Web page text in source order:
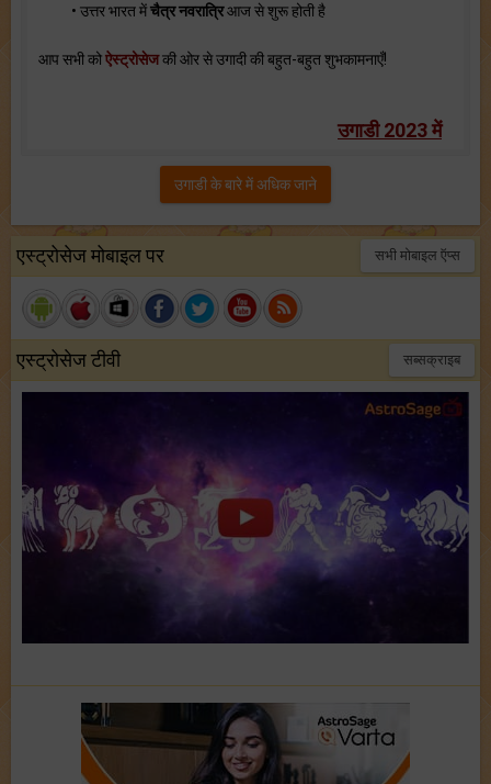
• उत्तर भारत मेंचैत्र नवरात्रिआज से शुरू होती है
आप सभी कोऐस्ट्रोसेजकी ओर से उगादी की बहुत-बहुत शुभकामनाएँ!
उगाडी 2023 में
उगाडी के बारे में अधिक जाने
एस्ट्रोसेज मोबाइल पर सभी मोबाइल ऍप्स
एस्ट्रोसेज टीवी सब्सक्राइब